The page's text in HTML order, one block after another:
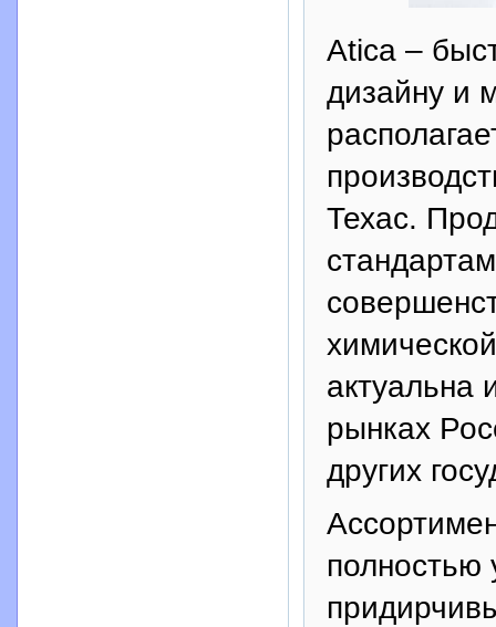
Аtica –
дизайну и
Техас.
актуальна
рынках
других
полностью